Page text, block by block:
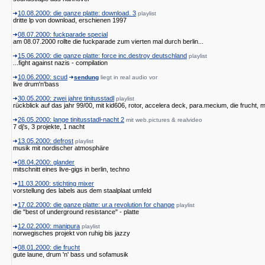
10.08.2000: die ganze platte: download. 3 playlist
dritte lp von download, erschienen 1997
08.07.2000: fuckparade special
am 08.07.2000 rollte die fuckparade zum vierten mal durch berlin...
15.06.2000: die ganze platte: force inc.destroy deutschland playlist
...fight against nazis - compilation
10.06.2000: scud
sendung liegt in real audio vor
live drum'n'bass
30.05.2000: zwei jahre tinitusstadl playlist
rückblick auf das jahr 99/00, mit kid606, rotor, accelera deck, para.mecium, die frucht,
26.05.2000: lange tinitusstadl-nacht 2 mit web.pictures & realvideo
7 dj's, 3 projekte, 1 nacht
13.05.2000: defrost playlist
musik mit nordischer atmosphäre
08.04.2000: glander
mitschnitt eines live-gigs in berlin, techno
11.03.2000: stichting mixer
vorstellung des labels aus dem staalplaat umfeld
17.02.2000: die ganze platte: ur.a revolution for change playlist
die "best of underground resistance" - platte
12.02.2000: manipura playlist
norwegisches projekt von ruhig bis jazzy
08.01.2000: die frucht
gute laune, drum 'n' bass und sofamusik